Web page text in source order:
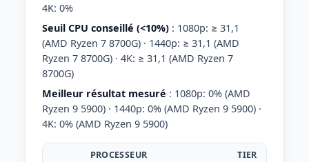
4K: 0%
Seuil CPU conseillé (<10%) : 1080p: ≥ 31,1
(AMD Ryzen 7 8700G) · 1440p: ≥ 31,1 (AMD
Ryzen 7 8700G) · 4K: ≥ 31,1 (AMD Ryzen 7
8700G)
Meilleur résultat mesuré : 1080p: 0% (AMD
Ryzen 9 5900) · 1440p: 0% (AMD Ryzen 9 5900) ·
4K: 0% (AMD Ryzen 9 5900)
PROCESSEUR TIER